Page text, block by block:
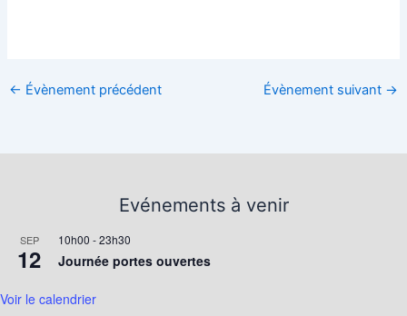
← Évènement précédent Évènement suivant →
Evénements à venir
SEP
12
10h00 -23h30
Journée portes ouvertes
Voir le calendrier